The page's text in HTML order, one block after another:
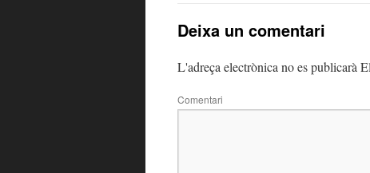
Deixa un comentari
L'adreça electrònica no es publicarà
Comentari